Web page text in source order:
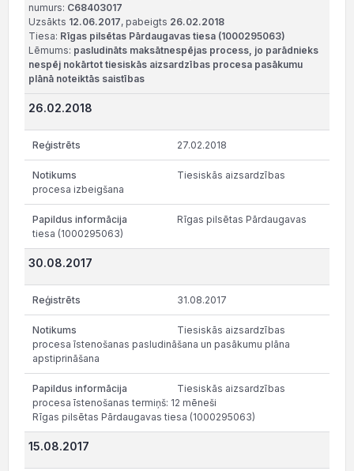
numurs: C68403017
Uzsākts 12.06.2017, pabeigts 26.02.2018
Tiesa: Rīgas pilsētas Pārdaugavas tiesa (1000295063)
Lēmums: pasludināts maksātnespējas process, jo parādnieks
nespēj nokārtot tiesiskās aizsardzības procesa pasākumu
plānā noteiktās saistības
26.02.2018
27.02.2018
Tiesiskās aizsardzības
procesa izbeigšana
Rīgas pilsētas Pārdaugavas
tiesa (1000295063)
30.08.2017
31.08.2017
Tiesiskās aizsardzības
procesa īstenošanas pasludināšana un pasākumu plāna
apstiprināšana
Tiesiskās aizsardzības
procesa īstenošanas termiņš: 12 mēneši
Rīgas pilsētas Pārdaugavas tiesa (1000295063)
15.08.2017